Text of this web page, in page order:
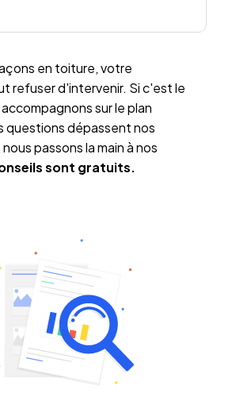
en toiture, votre
refuser d'intervenir. Si c'est le
sur le plan
questions dépassent nos
passons la main à nos
sont gratuits.